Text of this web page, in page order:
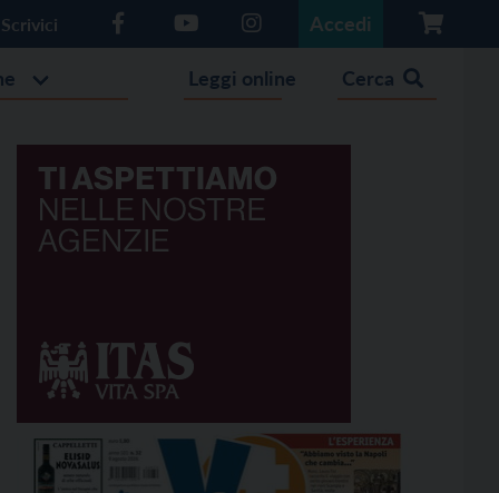
Scrivici Accedi
Leggi online Cerca